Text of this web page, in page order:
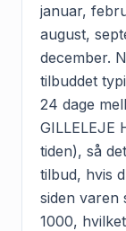
januar,
august,
december.
tilbuddet
24 dage
GILLELEJE
tiden), så
tilbud, hvis
siden varen
1000,